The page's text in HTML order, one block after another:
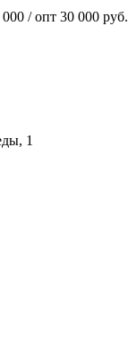
/ опт 30 000 руб.
1